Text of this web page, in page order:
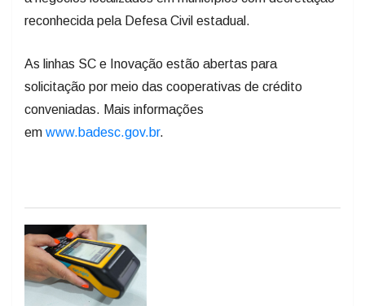
reconhecida pela Defesa Civil estadual.
As linhas SC e Inovação estão abertas para
solicitação por meio das cooperativas de crédito
conveniadas. Mais informações
em www.badesc.gov.br.